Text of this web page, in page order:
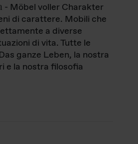
- Möbel voller Charakter
di carattere. Mobili che
a diverse
di vita. Tutte le
ganze Leben, la nostra
e la nostra filosofia